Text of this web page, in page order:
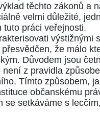
těchto zákonů a
velmi důležité,
práci veřejnosti.
výstižnými
že málo
Důvodem jsou
z pravidla
Tímto způsobem,
občanskému
setkáváme s